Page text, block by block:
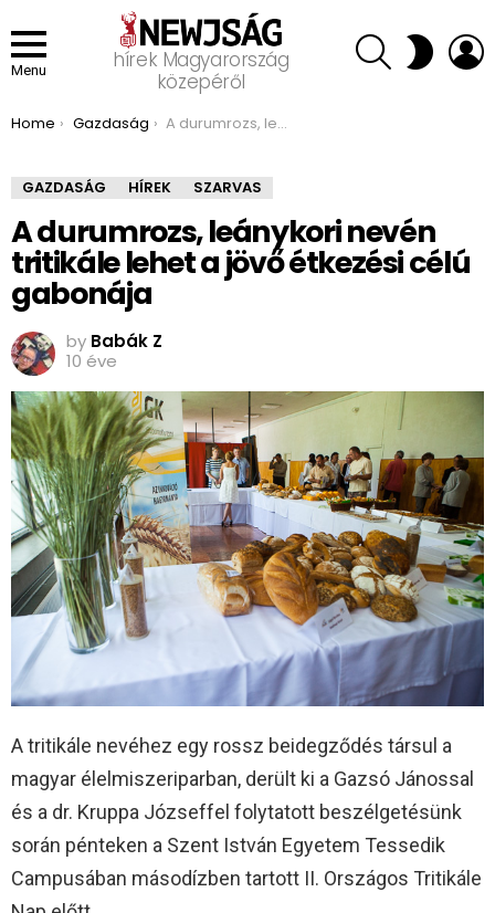
Menu
hírek Magyarország
közepéről
SEARCH SWITCH
SKIN
You are here:
Home Gazdaság A durumrozs, leánykori nevén tritikále lehet a jövő étkezési célú gabonája
GAZDASÁG HÍREK SZARVAS
A durumrozs, leánykori nevén
tritikále lehet a jövő étkezési célú
gabonája
by Babák Z
10 éve
A tritikále nevéhez egy rossz beidegződés társul a
magyar élelmiszeriparban, derült ki a Gazsó Jánossal
és a dr. Kruppa Józseffel folytatott beszélgetésünk
során pénteken a Szent István Egyetem Tessedik
Campusában másodízben tartott II. Országos Tritikále